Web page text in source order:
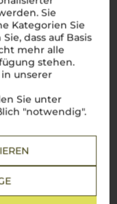
Sie
Kategorien Sie
dass auf Basis
mehr alle
stehen.
unserer
Sie unter
"notwendig".